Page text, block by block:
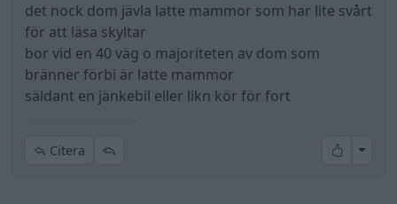
det nock dom jävla latte mammor som har lite svårt
för att läsa skyltar
bor vid en 40 väg o majoriteten av dom som
bränner förbi är latte mammor
säldant en jänkebil eller likn kör för fort
Citera All